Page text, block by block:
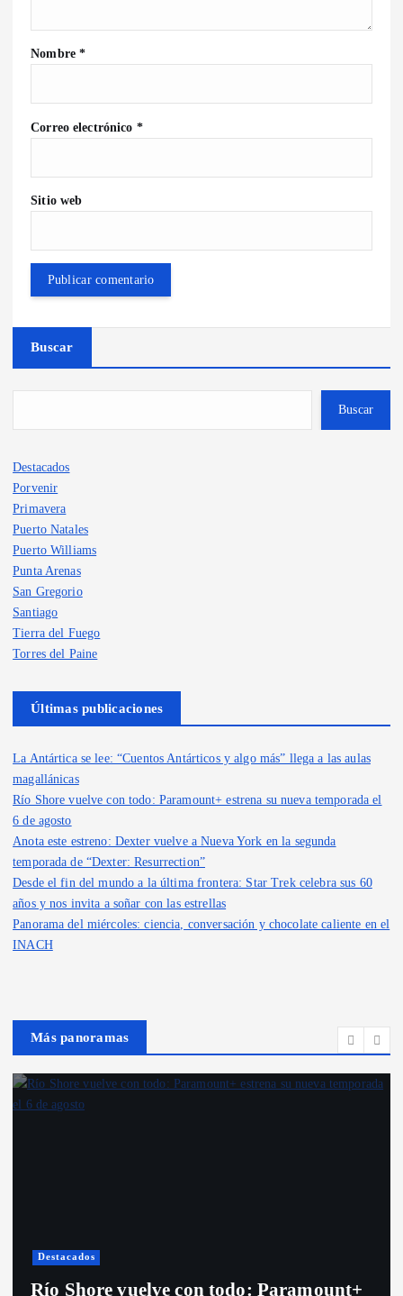
Nombre*
Correo electrónico *
Sitio web
Buscar
Buscar
Destacados
Porvenir
Primavera
Puerto Natales
Puerto Williams
Punta Arenas
San Gregorio
Santiago
Tierra del Fuego
Torres del Paine
Últimas publicaciones
La Antártica se lee: “Cuentos Antárticos y algo más” llega a las aulas
magallánicas
Río Shore vuelve con todo: Paramount+ estrena su nueva temporada el
6 de agosto
Anota este estreno: Dexter vuelve a Nueva York en la segunda
temporada de “Dexter: Resurrection”
Desde el fin del mundo a la última frontera: Star Trek celebra sus 60
años y nos invita a soñar con las estrellas
Panorama del miércoles: ciencia, conversación y chocolate caliente en el
INACH
Más panoramas
Destacados
Río Shore vuelve con todo: Paramount+